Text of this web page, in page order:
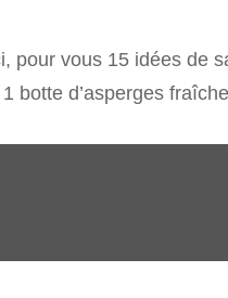
pour vous 15 idées de
d’asperges